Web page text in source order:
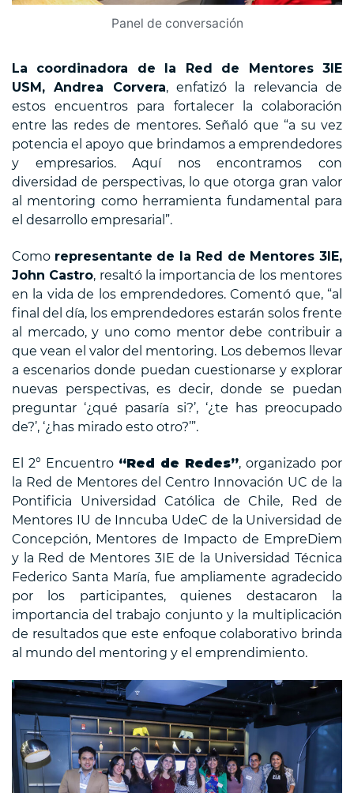
Panel de conversación
La coordinadora de la Red de Mentores 3IE
USM, Andrea Corvera, enfatizó la relevancia de
estos encuentros para fortalecer la colaboración
entre las redes de mentores. Señaló que “a su vez
potencia el apoyo que brindamos a emprendedores
y empresarios. Aquí nos encontramos con
diversidad de perspectivas, lo que otorga gran valor
al mentoring como herramienta fundamental para
el desarrollo empresarial”.
Como representante de la Red de Mentores 3IE,
John Castro, resaltó la importancia de los mentores
en la vida de los emprendedores. Comentó que, “al
final del día, los emprendedores estarán solos frente
al mercado, y uno como mentor debe contribuir a
que vean el valor del mentoring. Los debemos llevar
a escenarios donde puedan cuestionarse y explorar
nuevas perspectivas, es decir, donde se puedan
preguntar ‘¿qué pasaría si?’, ‘¿te has preocupado
de?’, ‘¿has mirado esto otro?’”.
El 2° Encuentro “Red de Redes”, organizado por
la Red de Mentores del Centro Innovación UC de la
Pontificia Universidad Católica de Chile, Red de
Mentores IU de Inncuba UdeC de la Universidad de
Concepción, Mentores de Impacto de EmpreDiem
y la Red de Mentores 3IE de la Universidad Técnica
Federico Santa María, fue ampliamente agradecido
por los participantes, quienes destacaron la
importancia del trabajo conjunto y la multiplicación
de resultados que este enfoque colaborativo brinda
al mundo del mentoring y el emprendimiento.